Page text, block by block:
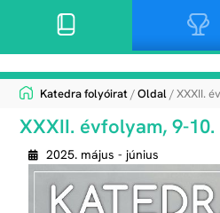
Katedra folyóirat/Oldal/ XXXII.
XXXII. évfolyam, 9-10.
2025. május - június